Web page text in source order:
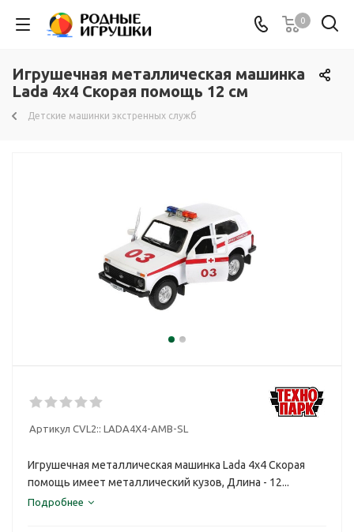
0
Игрушечная металлическая машинка
Lada 4x4 Скорая помощь 12 см
Детские машинки экстренных служб
Артикул CVL2:: LADA4X4-AMB-SL
Игрушечная металлическая машинка Lada 4x4 Скорая
помощь имеет металлический кузов, Длина - 12...
Подробнее